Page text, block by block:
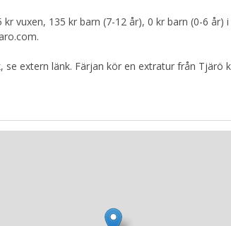
kr vuxen, 135 kr barn (7-12 år), 0 kr barn (0-6 år)
se extern länk. Färjan kör en extratur från Tjärö